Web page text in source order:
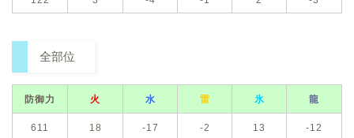
全部位
防御力 火 水 雷 氷 龍
611 18 -17 -2 13 -12